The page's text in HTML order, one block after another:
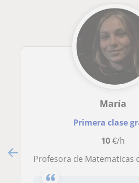
María
Primera clase
10€/h
Profesora de Matematicas da clases a niños/as